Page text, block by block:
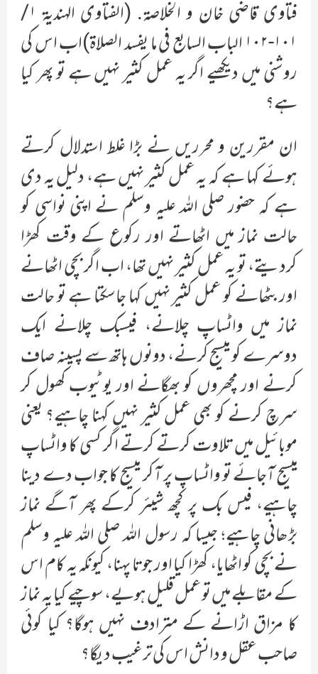
فتاوى قاضي خان و الخلاصة. (الفتاوى الهندية ١/
١٠١-١٠٢ الباب السابع في ما يفسد الصلاة)اب اس کی
روشنی میں دیکھیے اگر یہ عمل کثیر نہیں ہے تو پھر کیا
ہے؟
ان مقررین و محرریں نے بڑا غلط استدلال کرتے
ہوئے کہا ہے کہ یہ عمل کثیر نہیں ہے، دلیل یہ دی
ہے کہ حضور صلی اللہ علیہ وسلم نے اپنی نواسی کو
حالت نماز میں اٹھاتے اور رکوع کے وقت کھڑا
کردیتے، تو یہ عمل کثیر نہیں تھا، اب اگر بچی اٹھانے
اور بٹھانے کو عمل کثیر نہیں کہا جاسکتا ہے تو حالت
نماز میں واٹساپ چلانے، فیسبک چلانے ایک
دوسرے کو میسیج کرنے، دونوں ہاتھ سے پسینہ صاف
کرنے اور مچھروں کو بھگانے اور یوٹیوب کھول کر
سرچ کرنے کو بھی عمل کثیر نہیں کہنا چاہیے؟ یعنی
موبائیل میں تلاوت کرتے کرتے اگر کسی کا واٹساپ
میسیج آجائے تو واٹساپ پر آکر میسیج کا جواب دے دینا
چاہیے، فیس بک پر کچھ شیئر کرکے پھر آگے نماز
بڑھانی چاہیے؛ جیسا کہ رسول اللہ صلی اللہ علیہ وسلم
نے بچی کو اٹھایا، کھڑا کیا اور جوتا پہنا، کیونکہ یہ کام اس
کے مقابلے میں تو عمل قلیل ہویے، سوچیے کیا یہ نماز
کا مزاق اڑانے کے مترادف نہیں ہوگا؟ کیا کوئی
صاحب عقل و دانش اس کی ترغیب دیگا؟